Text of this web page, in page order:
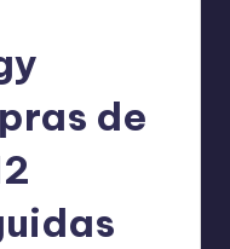
de